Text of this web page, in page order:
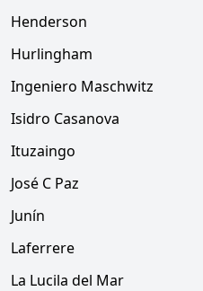
Henderson
Hurlingham
Ingeniero Maschwitz
Isidro Casanova
Ituzaingo
José C Paz
Junín
Laferrere
La Lucila del Mar